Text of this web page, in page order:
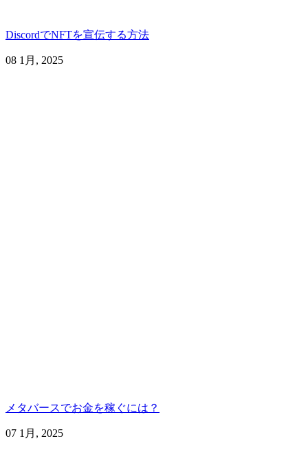
DiscordでNFTを宣伝する方法
08 1月, 2025
メタバースでお金を稼ぐには？
07 1月, 2025